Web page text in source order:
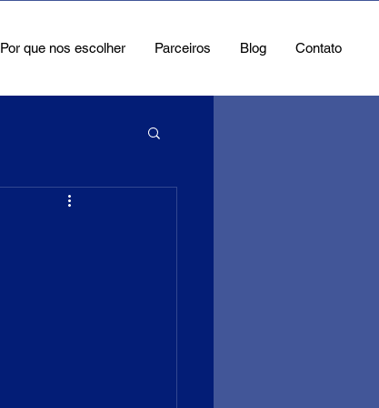
Por que nos escolher Parceiros Blog Contato